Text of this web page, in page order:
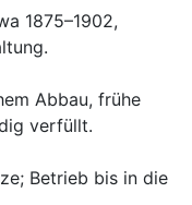
1875–1902,
Abbau, frühe
verfüllt.
Betrieb bis in die